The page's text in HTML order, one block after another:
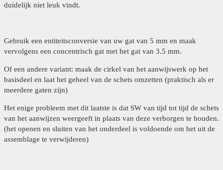
duidelijk niet leuk vindt.
Gebruik een entiteitsconversie van uw gat van 5 mm en maak
vervolgens een concentrisch gat met het gat van 3.5 mm.
Of een andere variant: maak de cirkel van het aanwijswerk op het
basisdeel en laat het geheel van de schets omzetten (praktisch als er
meerdere gaten zijn)
Het enige probleem met dit laatste is dat SW van tijd tot tijd de schets
van het aanwijzen weergeeft in plaats van deze verborgen te houden.
(het openen en sluiten van het onderdeel is voldoende om het uit de
assemblage te verwijderen)